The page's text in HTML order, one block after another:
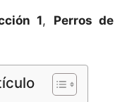
1, Perros de